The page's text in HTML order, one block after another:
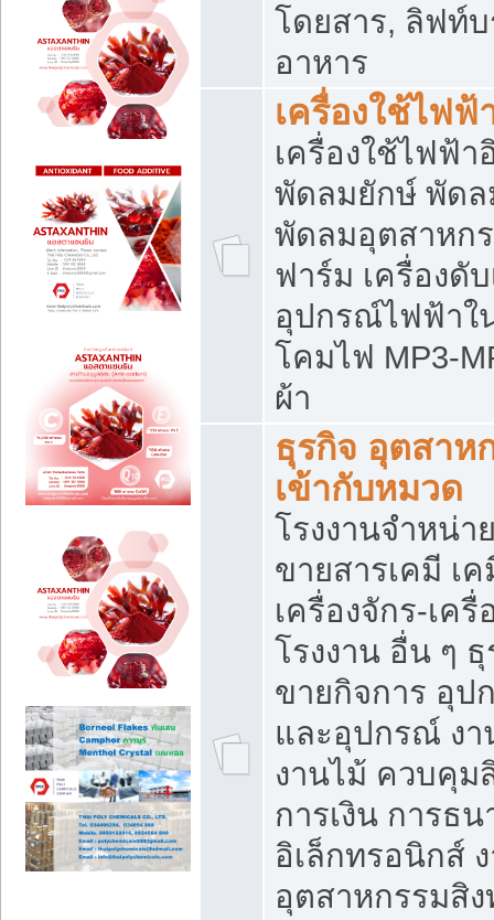
โดยสาร, ลิฟท์
อาหาร
เครื่องใช้ไฟฟ้
เครื่องใช้ไฟฟ้า
พัดลมยักษ์ พัด
พัดลมอุตสาหก
ฟาร์ม เครื่องดั
อุปกรณ์ไฟฟ้าใ
โคมไฟ MP3-
ผ้า
ธุรกิจ อุตสาห
เข้ากับหมวด
โรงงานจำหน่
ขายสารเคมี เ
เครื่องจักร-เค
โรงงาน อื่น ๆ
ขายกิจการ อุป
และอุปกรณ์ ง
งานไม้ ควบคุม
การเงิน การธ
อิเล็กทรอนิกส์
อุตสาหกรรมสิ